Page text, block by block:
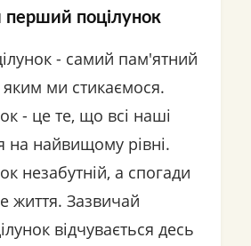
перший поцілунок
- самий пам'ятний
яким ми стикаємося.
- це те, що всі наші
на найвищому рівні.
незабутній, а спогади
життя. Зазвичай
відчувається десь